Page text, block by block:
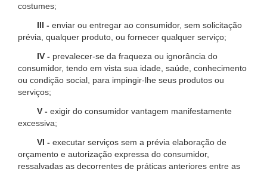
costumes;
III - enviar ou entregar ao consumidor, sem solicitação
prévia, qualquer produto, ou fornecer qualquer serviço;
IV - prevalecer-se da fraqueza ou ignorância do
consumidor, tendo em vista sua idade, saúde, conhecimento
ou condição social, para impingir-lhe seus produtos ou
serviços;
V - exigir do consumidor vantagem manifestamente
excessiva;
VI - executar serviços sem a prévia elaboração de
orçamento e autorização expressa do consumidor,
ressalvadas as decorrentes de práticas anteriores entre as